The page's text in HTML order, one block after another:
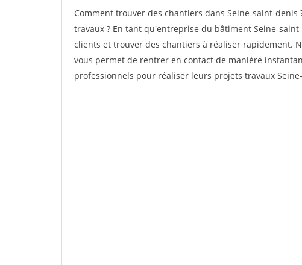
Comment trouver des chantiers dans Seine-saint-
travaux ? En tant qu'entreprise du bâtiment Seine-
clients et trouver des chantiers à réaliser rapidement.
vous permet de rentrer en contact de manière
professionnels pour réaliser leurs projets travaux